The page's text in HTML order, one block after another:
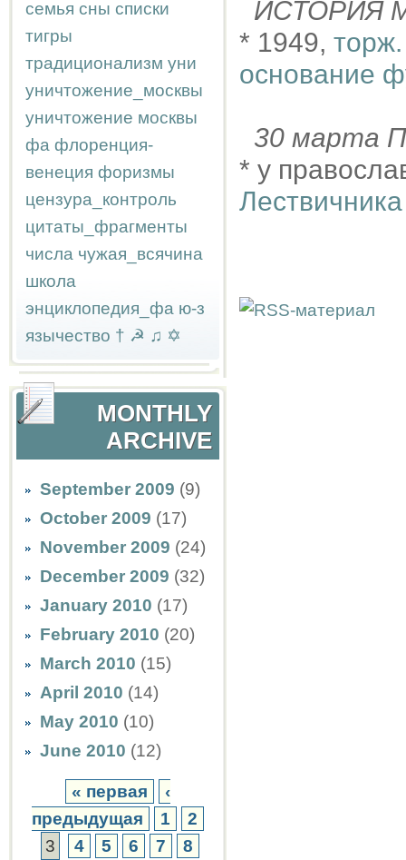
семья сны списки
тигры
традиционализм уни
уничтожение_москвы
уничтожение москвы
фа флоренция-
венеция форизмы
цензура_контроль
цитаты_фрагменты
числа чужая_всячина
школа
энциклопедия_фа ю-з
язычество † ☭ ♫ ✡
MONTHLY
ARCHIVE
September 2009 (9)
October 2009 (17)
November 2009 (24)
December 2009 (32)
January 2010 (17)
February 2010 (20)
March 2010 (15)
April 2010 (14)
May 2010 (10)
June 2010 (12)
« первая
‹
предыдущая
1
2
3
4 5 6 7
8
ИСТОРИЯ
* 1949,
основание
30 марта
* у
Лествичника